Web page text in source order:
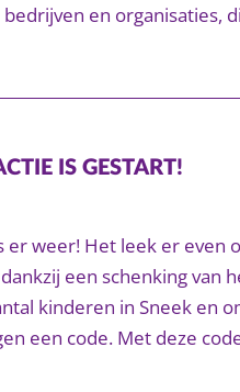
en organisaties,
IS GESTART!
er weer! Het leek er even
een schenking van
kinderen in Sneek en
een code. Met deze